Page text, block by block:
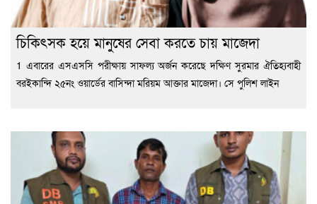
চিকিৎসক হয়ে মানুষের সেবা করতে চায় মাজেদা
1 এবারের এসএসসি পরীক্ষায় সাফল্য অর্জন করেছে দক্ষিণ সুরমার ঐতিহ্যবাহী
বরইকান্দি ২৫নং ওয়ার্ডের বাসিন্দা মরিয়ম আক্তার মাজেদা। সে পুলিশ লাইন